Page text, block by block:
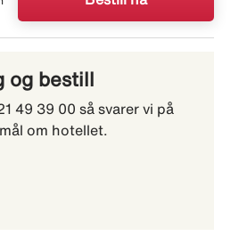
og bestill
49 39 00 så svarer vi på
om hotellet.